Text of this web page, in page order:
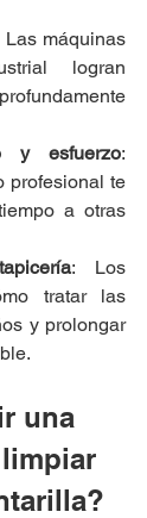
Las máquinas
logran
y esfuerzo:
profesional te
a otras
: Los
tratar las
y prolongar
una